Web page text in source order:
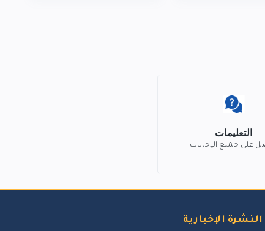
التعليمات
على جميع الإجابات
النشرة الإخبارية